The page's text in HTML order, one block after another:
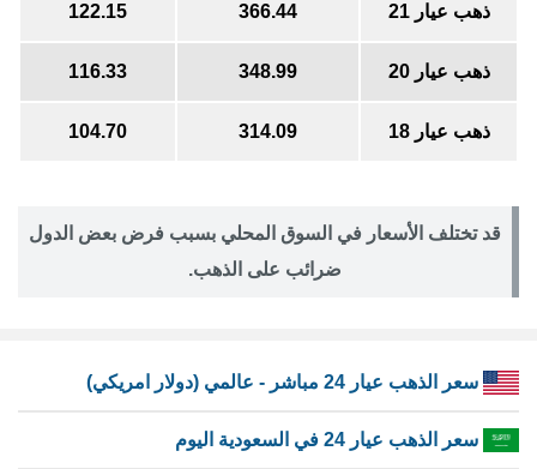
ذهب عيار 21 366.44
122.15
ذهب عيار 20 348.99
116.33
ذهب عيار 18 314.09
104.70
قد تختلف الأسعار في السوق المحلي بسبب فرض بعض الدول
ضرائب على الذهب.
سعر الذهب عيار 24 مباشر - عالمي (دولار امريكي)
سعر الذهب عيار 24 في السعودية اليوم